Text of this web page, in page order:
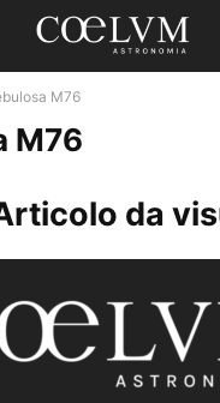
M76
M76
da